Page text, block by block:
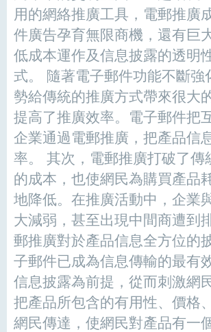
用的網絡推廣工具，電郵推廣
件廣告孕育無限商機，還有巨
低成本運作及信息披露的透明
式。 隨著電子郵件功能不斷
勢給傳統的推廣方式帶來很大
提高了推廣效率。電子郵件把
企業通過電郵推廣，把產品信
率。 其次，電郵推廣打破了
的成本，也使網民為購買產品
地降低。在推廣活動中，企業
大減弱，甚至出現中間商遭到
郵推廣對於產品信息全方位的
子郵件已成為信息傳輸的最有
信息披露為前提，從而刺激網
把產品所包含的有用性、價格
網民傳達，使網民對產品有一